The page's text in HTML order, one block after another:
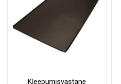
Kleepumisvastane